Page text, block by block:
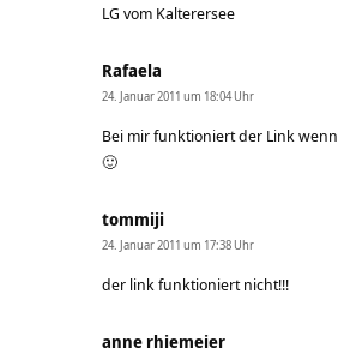
LG vom Kalterersee
Rafaela
24. Januar 2011 um 18:04 Uhr
Bei mir funktioniert der Link
🙂
tommiji
24. Januar 2011 um 17:38 Uhr
der link funktioniert nicht!!!
anne rhiemeier